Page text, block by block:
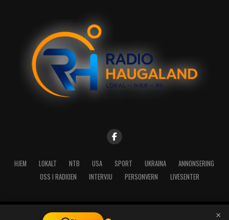
HJEM LOKALT NTB USA SPORT UKRAINA
ANNONSERING
OSS I RADIOEN
INTERVJU PERSONVERN LIVESENTER
Copyright © 2026 A-Media AS | Radio Haugaland - Haraldsgata 114, ×